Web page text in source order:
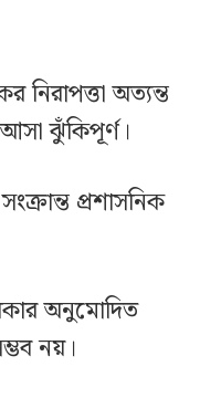
নিরাপত্তা অত্যন্ত
ঝুঁকিপূর্ণ।
প্রশাসনিক
অনুমোদিত
নয়।